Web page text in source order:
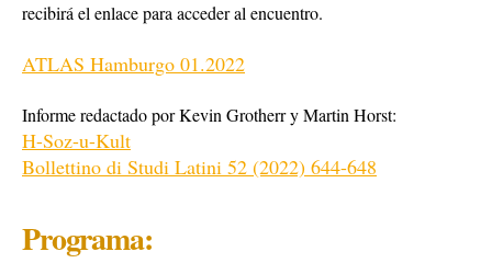
recibirá el enlace para acceder al encuentro.
ATLAS Hamburgo 01.2022
Informe redactado por Kevin Grotherr y Martin Horst:
H-Soz-u-Kult
Bollettino di Studi Latini 52 (2022) 644-648
Programa: